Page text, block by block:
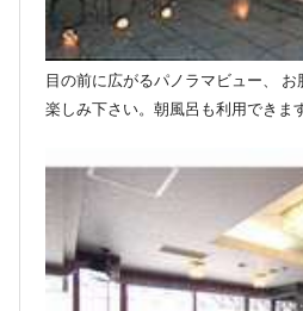
目の前に広がるパノラマビュー、
楽しみ下さい。朝風呂も利用できま